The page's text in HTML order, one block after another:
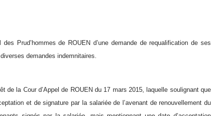
Prud’hommes de ROUEN d’une demande de requalification de ses
demandes indemnitaires.
de la Cour d’Appel de ROUEN du 17 mars 2015, laquelle soulignant que
et de signature par la salariée de l’avenant de renouvellement du